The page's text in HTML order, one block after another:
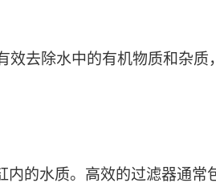
去除水中的有机物质和杂质
的水质。高效的过滤器通常